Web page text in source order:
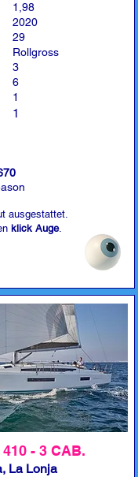
1,98
2020
29
Rollgross
3
6
1
1
ausgestattet.
klick Auge.
- 3 CAB.
La Lonja